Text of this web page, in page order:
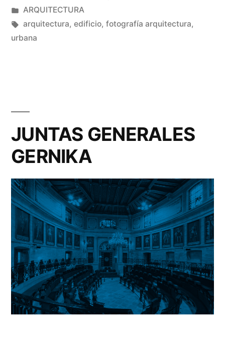
por
Publicado
en
ARQUITECTURA
Etiquetas:
arquitectura, edificio, fotografía arquitectura,
urbana
JUNTAS GENERALES
GERNIKA